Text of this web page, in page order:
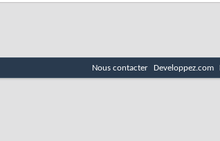
Nous contacter Developpez.com